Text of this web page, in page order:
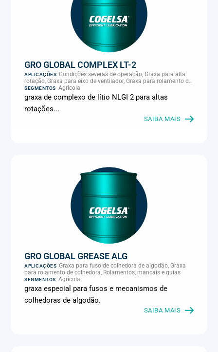
GRO GLOBAL COMPLEX LT-2
APLICAÇÕES Condições severas de operação, Graxa para alta
rotação, Graxa para eixo de ventilador, Graxa para rolamento de
pulverizador, Máquinas e equipamentos gerais, Máquinas e
implementos agrícolas
SEGMENTOS Agrícola
graxa de complexo de lítio NLGI 2 para altas
rotações...
SAIBA MAIS
GRO GLOBAL GREASE ALG
APLICAÇÕES Graxa para fuso de colhedora de algodão, Graxa
para rolamento de colhedora, Rolamentos, mancais e guias
SEGMENTOS Agrícola
graxa especial para fusos e mecanismos de
colhedoras de algodão.
SAIBA MAIS